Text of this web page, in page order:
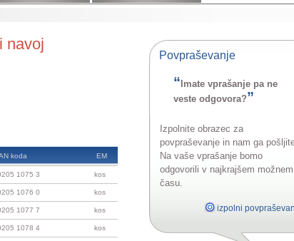
navoj
koda EM
1075 3 kos
1076 0 kos
1077 7 kos
1078 4 kos
Povpraševanje
“ Imate vprašanje pa ne
veste odgovora?”
Izpolnite obrazec za
povpraševanje in nam ga
Na vaše vprašanje bomo
odgovorili v najkrajšem možnem
času.
izpolni